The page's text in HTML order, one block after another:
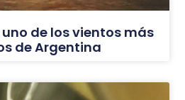
de los vientos más
de Argentina